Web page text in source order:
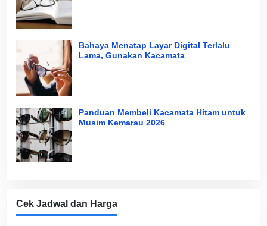
Bahaya Menatap Layar Digital Terlalu
Lama, Gunakan Kacamata
Panduan Membeli Kacamata Hitam untuk
Musim Kemarau 2026
Cek Jadwal dan Harga